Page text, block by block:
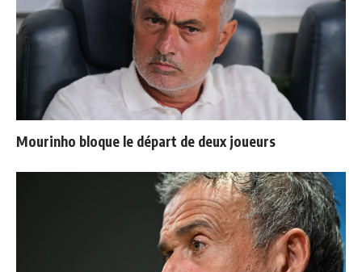
Mourinho bloque le départ de deux joueurs